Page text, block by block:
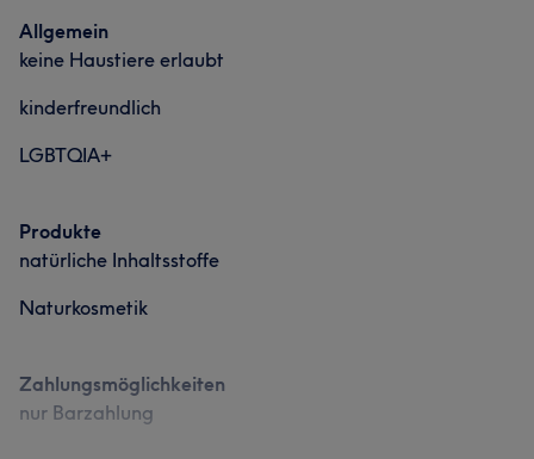
Allgemein
keine Haustiere erlaubt
kinderfreundlich
LGBTQIA+
Produkte
natürliche Inhaltsstoffe
Naturkosmetik
Zahlungsmöglichkeiten
nur Barzahlung